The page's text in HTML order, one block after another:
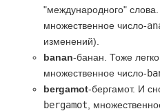
"международного" слова.
множественное число-
изменений).
banan-банан. Тоже
множественное число-
bergamot-бергамот. И
bergamot ,